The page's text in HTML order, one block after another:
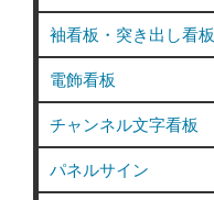
袖看板・突き出し看板
電飾看板
チャンネル文字看板
パネルサイン